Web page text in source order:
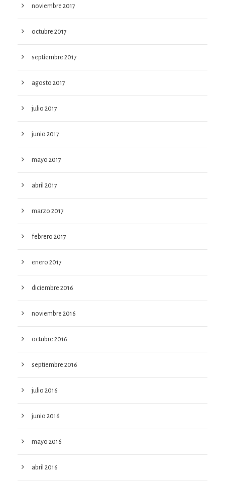
noviembre 2017
octubre 2017
septiembre 2017
agosto 2017
julio 2017
junio 2017
mayo 2017
abril 2017
marzo 2017
febrero 2017
enero 2017
diciembre 2016
noviembre 2016
octubre 2016
septiembre 2016
julio 2016
junio 2016
mayo 2016
abril 2016